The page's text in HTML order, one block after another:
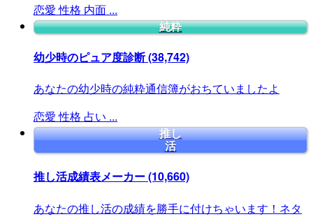
恋愛 性格 内面 ...
純粋
幼少時のピュア度診断(38,742)
あなたの幼少時の純粋通信簿がおちていましたよ
恋愛 性格 占い ...
推し
活
推し活成績表メーカー(10,660)
あなたの推し活の成績を勝手に付けちゃいます！ネタ